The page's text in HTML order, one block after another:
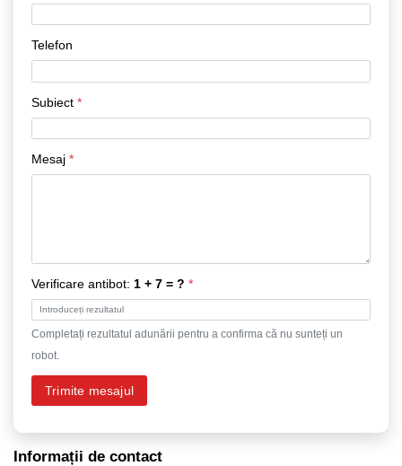
Telefon
Subiect *
Mesaj *
Verificare antibot: 1 + 7 = ? *
Completați rezultatul adunării pentru a confirma că nu sunteți un
robot.
Trimite mesajul
Informații de contact